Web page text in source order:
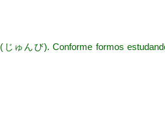
ゅんび). Conforme formos